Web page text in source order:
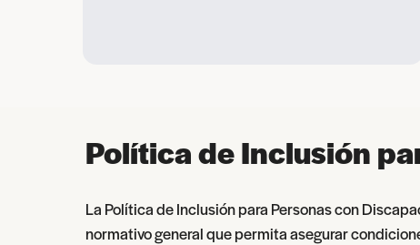
Política de Inclusión
La Política de Inclusión para Personas con
normativo general que permita asegurar